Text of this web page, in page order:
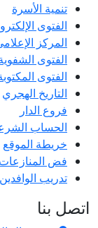
تنمية الأسرة
الفتوى
المركز
الفتوى
الفتوى
التاريخ الهجري
فروع الدار
الحساب
خريطة الموقع
فض المنازعات
تدريب
اتصل بنا